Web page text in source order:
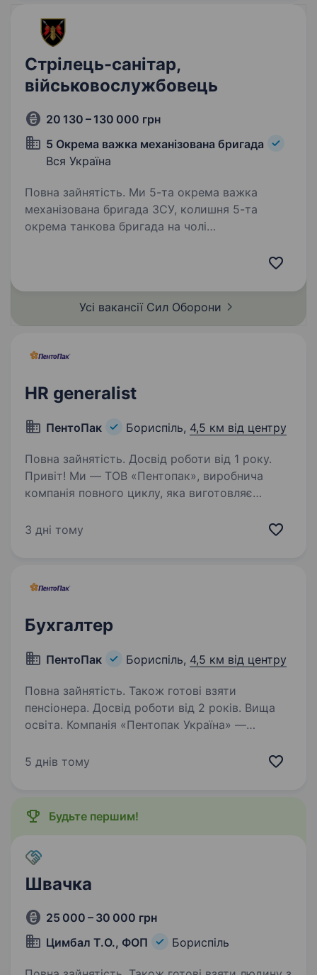
Стрілець-санітар,
військовослужбовець
20 130 – 130 000 грн
5 Окрема важка механізована бригада
Вся Україна
Повна зайнятість. Ми 5-та окрема важка
механізована бригада ЗСУ, колишня 5-та
окрема танкова бригада на чолі
Усі вакансії Сил Оборони
HR generalist
ПентоПак Бориспіль, 4,5 км від центру
Повна зайнятість. Досвід роботи від 1 року.
Привіт! Ми — ТОВ «Пентопак», виробнича
компанія повного циклу, яка виготовляє
та постачає продукцію у понад 30 країн світу.
3 дні тому
Бухгалтер
ПентоПак Бориспіль, 4,5 км від центру
Повна зайнятість. Також готові взяти
пенсіонера. Досвід роботи від 2 років. Вища
освіта. Компанія «Пентопак Україна» —
що спеціалізується на виготовленні
та дбаємо про своїх працівників,…
5 днів тому
Будьте першим!
Швачка
25 000 – 30 000 грн
Цимбал Т.О., ФОП
Бориспіль